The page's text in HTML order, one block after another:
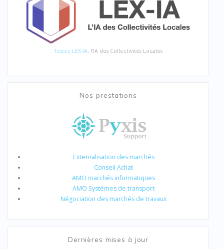
Testez LEX-IA, l'IA des Collectivités Locales
Nos prestations
Externalisation des marchés
Conseil Achat
AMO marchés informatiques
AMO Systèmes de transport
Négociation des marchés de travaux
Dernières mises à jour